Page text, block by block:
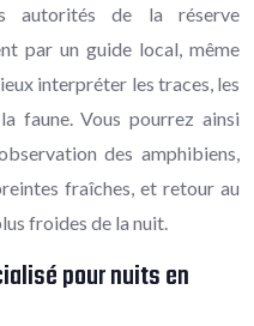
autorités de la réserve
par un guide local, même
interpréter les traces, les
faune. Vous pourrez ainsi
des amphibiens,
fraîches, et retour au
froides de la nuit.
pour nuits en